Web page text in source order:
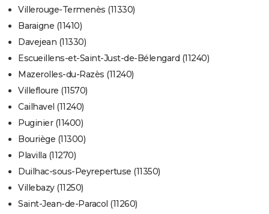
Villerouge-Termenès (11330)
Baraigne (11410)
Davejean (11330)
Escueillens-et-Saint-Just-de-Bélengard (11240)
Mazerolles-du-Razès (11240)
Villefloure (11570)
Cailhavel (11240)
Puginier (11400)
Bouriège (11300)
Plavilla (11270)
Duilhac-sous-Peyrepertuse (11350)
Villebazy (11250)
Saint-Jean-de-Paracol (11260)